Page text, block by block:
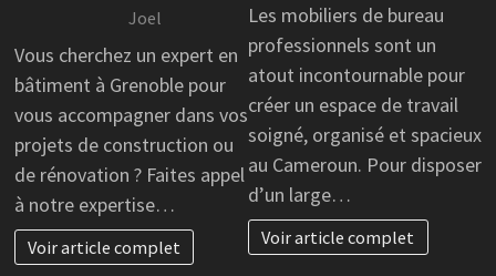
Joel
Vous cherchez un expert en
bâtiment à Grenoble pour
vous accompagner dans vos
projets de construction ou
de rénovation ? Faites appel
à notre expertise…
Voir article complet
Les mobiliers de bureau
professionnels sont un
atout incontournable pour
créer un espace de travail
soigné, organisé et spacieux
au Cameroun. Pour disposer
d’un large…
Voir article complet